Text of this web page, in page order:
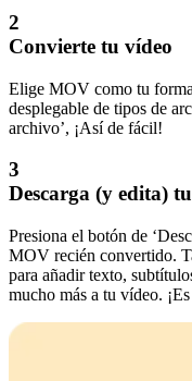
2
Convierte tu vídeo
Elige MOV como tu
desplegable de tipos de
archivo’, ¡Así de fácil!
3
Descarga (y edita)
Presiona el botón de
MOV recién convertido.
para añadir texto,
mucho más a tu vídeo.